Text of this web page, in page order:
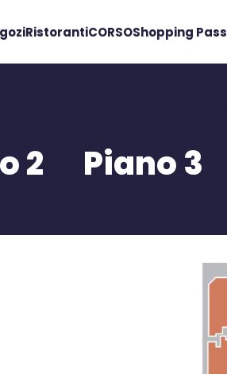
RistorantiCORSOShopping Pass
2 Piano 3